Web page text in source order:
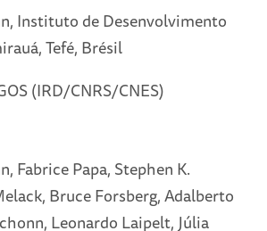
Instituto de Desenvolvimento
Tefé, Brésil
(IRD/CNRS/CNES)
Fabrice Papa, Stephen K.
Bruce Forsberg, Adalberto
Leonardo Laipelt, Júlia